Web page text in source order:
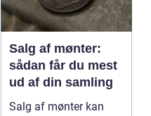
Salg af mønter:
sådan får du mest
ud af din samling
Salg af mønter kan